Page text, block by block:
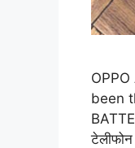
OPPO
been